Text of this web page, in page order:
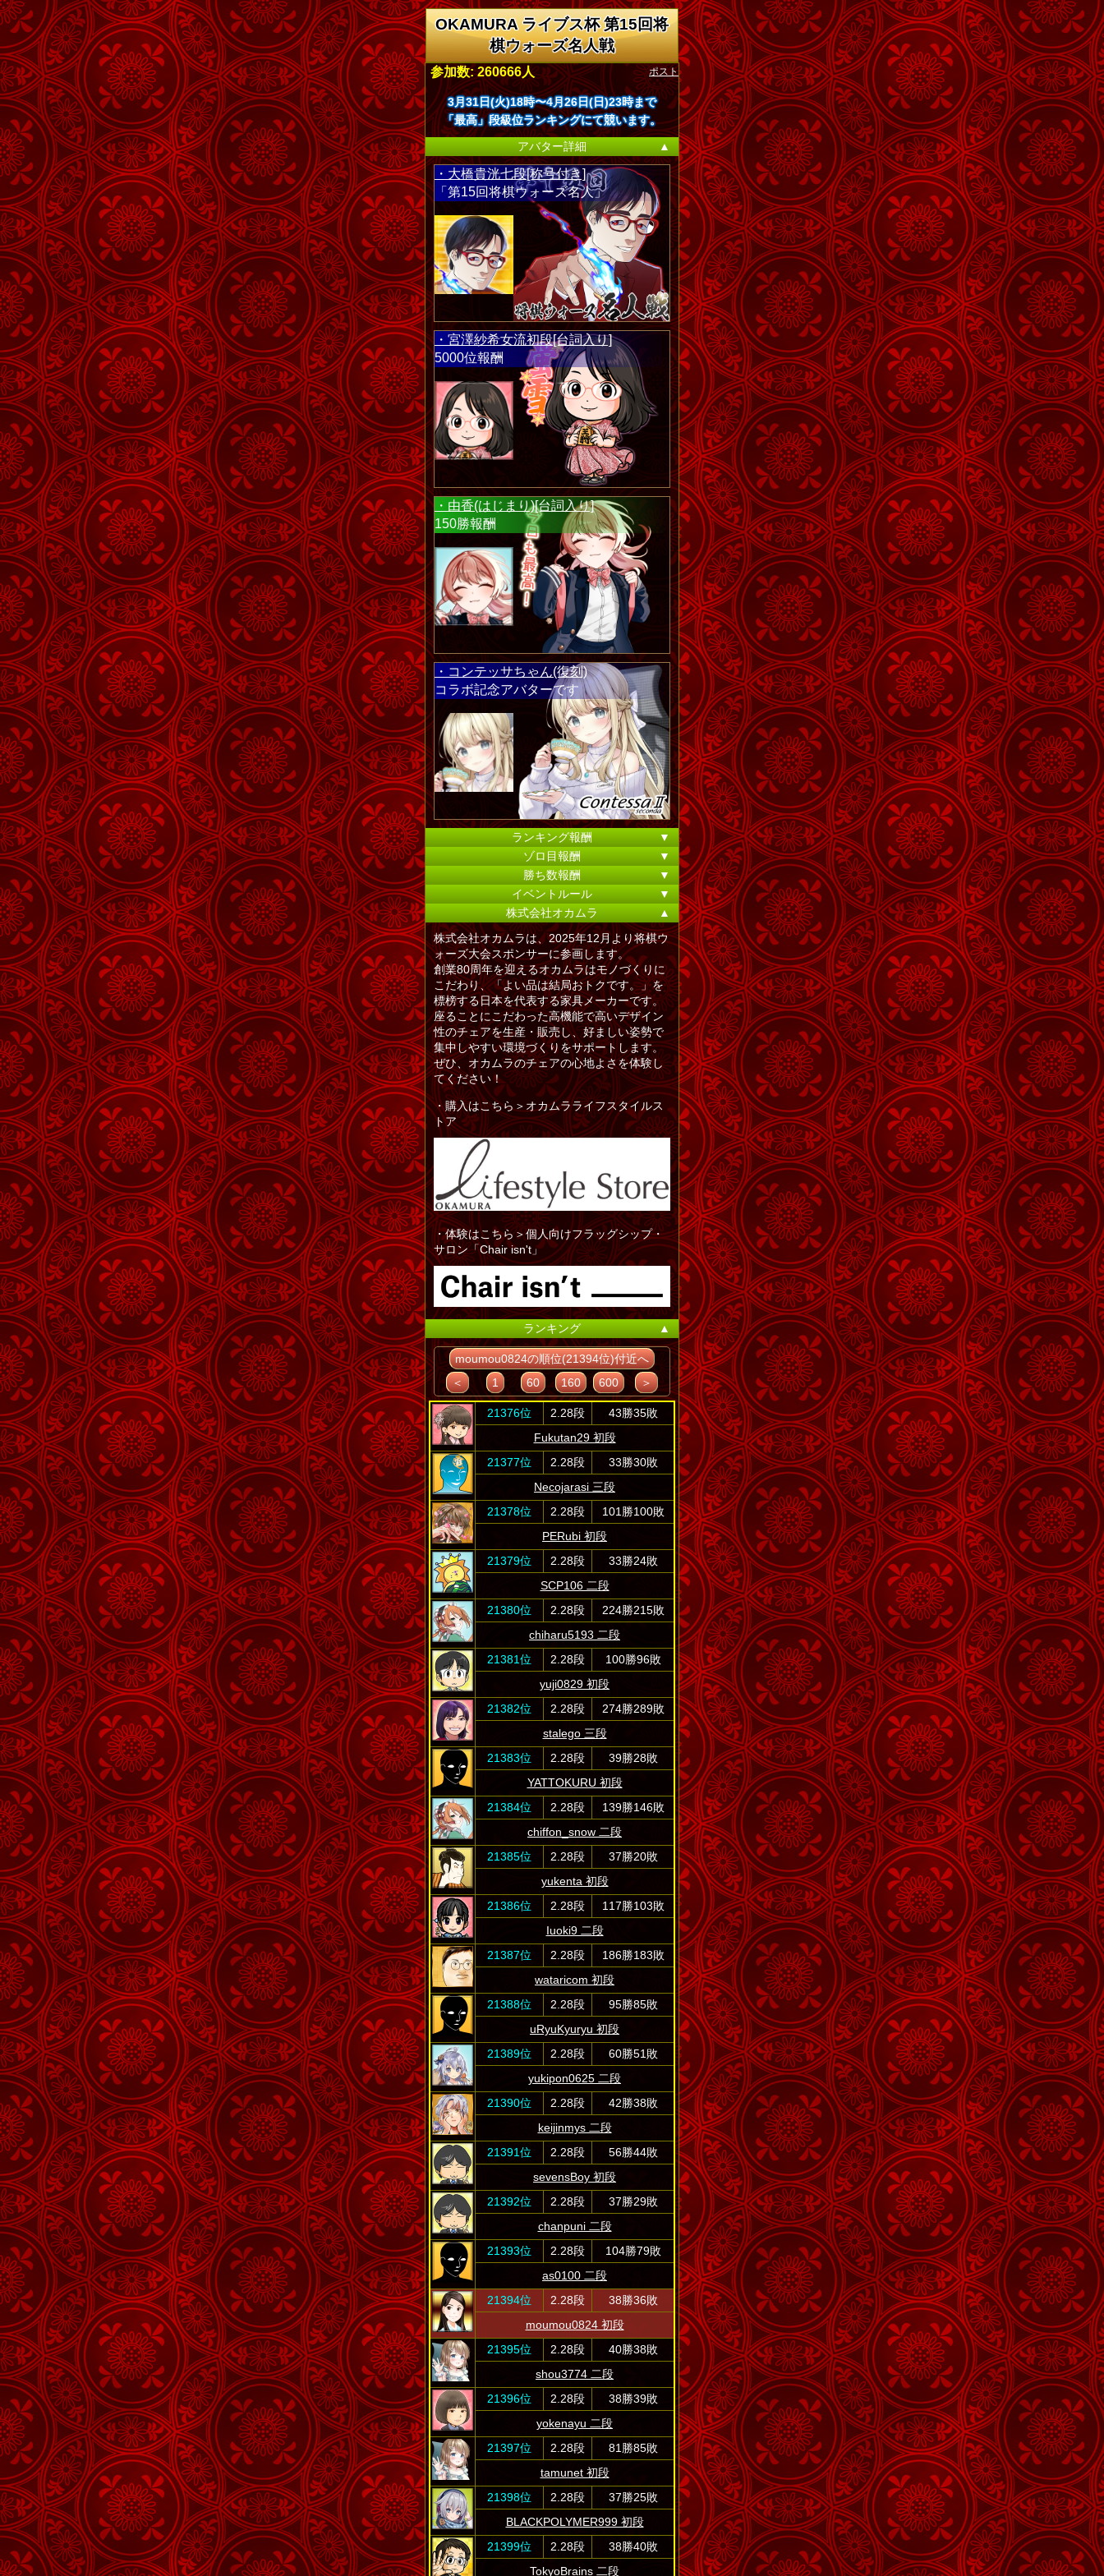
OKAMURA ライブス杯 第15回将
棋ウォーズ名人戦
ポスト
参加数: 260666人
3月31日(火)18時〜4月26日(日)23時まで
「最高」段級位ランキングにて競います。
アバター詳細
▲
・大橋貴洸七段[称号付き]
「第15回将棋ウォーズ名人」
・宮澤紗希女流初段[台詞入り]
5000位報酬
・由香(はじまり)[台詞入り]
150勝報酬
・コンテッサちゃん(復刻)
コラボ記念アバターです
ランキング報酬
▼
ゾロ目報酬
▼
勝ち数報酬
▼
イベントルール
▼
株式会社オカムラ
▲
株式会社オカムラは、2025年12月より将棋ウ
ォーズ大会スポンサーに参画します。
創業80周年を迎えるオカムラはモノづくりに
こだわり、「よい品は結局おトクです。」を
標榜する日本を代表する家具メーカーです。
座ることにこだわった高機能で高いデザイン
性のチェアを生産・販売し、好ましい姿勢で
集中しやすい環境づくりをサポートします。
ぜひ、オカムラのチェアの心地よさを体験し
てください！
・購入はこちら＞オカムラライフスタイルス
トア
・体験はこちら＞個人向けフラッグシップ・
サロン「Chair isn't」
ランキング ▲
moumou0824の順位(21394位)付近へ
＜
1 60 160 600 ＞
21376位 2.28段
43勝35敗
Fukutan29 初段
21377位
2.28段
33勝30敗
Necojarasi 三段
21378位
2.28段
101勝100敗
PERubi 初段
21379位
2.28段
33勝24敗
SCP106 二段
21380位
2.28段
224勝215敗
chiharu5193 二段
21381位
2.28段
100勝96敗
yuji0829 初段
21382位
2.28段
274勝289敗
stalego 三段
21383位
2.28段
39勝28敗
YATTOKURU 初段
21384位
2.28段
139勝146敗
chiffon_snow 二段
21385位
2.28段
37勝20敗
yukenta 初段
21386位
2.28段
117勝103敗
Iuoki9 二段
21387位
2.28段
186勝183敗
wataricom 初段
21388位
2.28段
95勝85敗
uRyuKyuryu 初段
21389位
2.28段
60勝51敗
yukipon0625 二段
21390位
2.28段
42勝38敗
keijinmys 二段
21391位
2.28段
56勝44敗
sevensBoy 初段
21392位
2.28段
37勝29敗
chanpuni 二段
21393位
2.28段
104勝79敗
as0100 二段
21394位
2.28段
38勝36敗
moumou0824 初段
21395位
2.28段
40勝38敗
shou3774 二段
21396位
2.28段
38勝39敗
yokenayu 二段
21397位
2.28段
81勝85敗
tamunet 初段
21398位
2.28段
37勝25敗
BLACKPOLYMER999 初段
21399位
2.28段
38勝40敗
TokyoBrains 二段